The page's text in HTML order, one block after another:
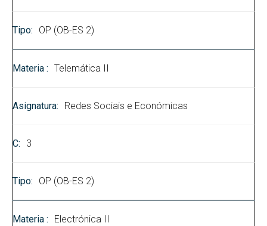
OP (OB-ES 2)
Telemática II
Redes Sociais e Económicas
3
OP (OB-ES 2)
Electrónica II